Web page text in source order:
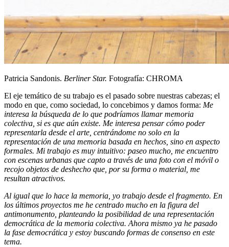
Patricia Sandonis. Berliner Star. Fotografía: CHROMA
El eje temático de su trabajo es el pasado sobre nuestras cabezas; el
modo en que, como sociedad, lo concebimos y damos forma: Me
interesa la búsqueda de lo que podríamos llamar memoria
colectiva, si es que aún existe. Me interesa pensar cómo poder
representarla desde el arte, centrándome no solo en la
representación de una memoria basada en hechos, sino en aspecto
formales. Mi trabajo es muy intuitivo: paseo mucho, me encuentro
con escenas urbanas que capto a través de una foto con el móvil o
recojo objetos de deshecho que, por su forma o material, me
resultan atractivos.
Al igual que lo hace la memoria, yo trabajo desde el fragmento. En
los últimos proyectos me he centrado mucho en la figura del
antimonumento, planteando la posibilidad de una representación
democrática de la memoria colectiva. Ahora mismo ya he pasado
la fase democrática y estoy buscando formas de consenso en este
tema.